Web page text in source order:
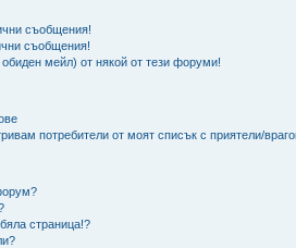
съобщения!
съобщения!
мейл) от някой от тези форуми!
потребители от моят списък с приятели/
страница!?